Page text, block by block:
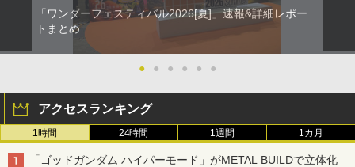
「ワンダーフェスティバル2026[夏]」速報&詳細レポー
トまとめ
● ● ● ● ● ●
アクセスランキング
1時間 24時間 1週間 1カ月
「ゴッドガンダム ハイパーモード」がMETAL BUILDで立体化